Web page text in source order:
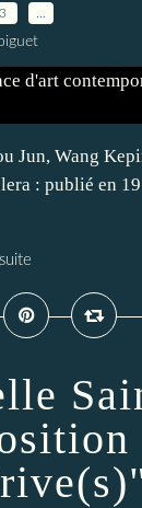
Jun, Wang
: publié en